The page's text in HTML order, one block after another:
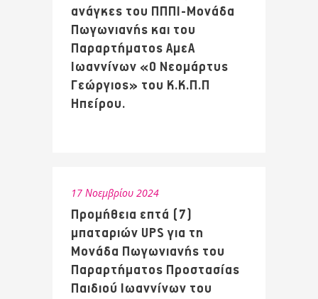
ανάγκες του ΠΠΠΙ-Μονάδα
Πωγωνιανής και του
Παραρτήματος ΑμεΑ
Ιωαννίνων «Ο Νεομάρτυς
Γεώργιος» του Κ.Κ.Π.Π
Ηπείρου.
17 Νοεμβρίου 2024
Προμήθεια επτά (7)
μπαταριών UPS για τη
Μονάδα Πωγωνιανής του
Παραρτήματος Προστασίας
Παιδιού Ιωαννίνων του